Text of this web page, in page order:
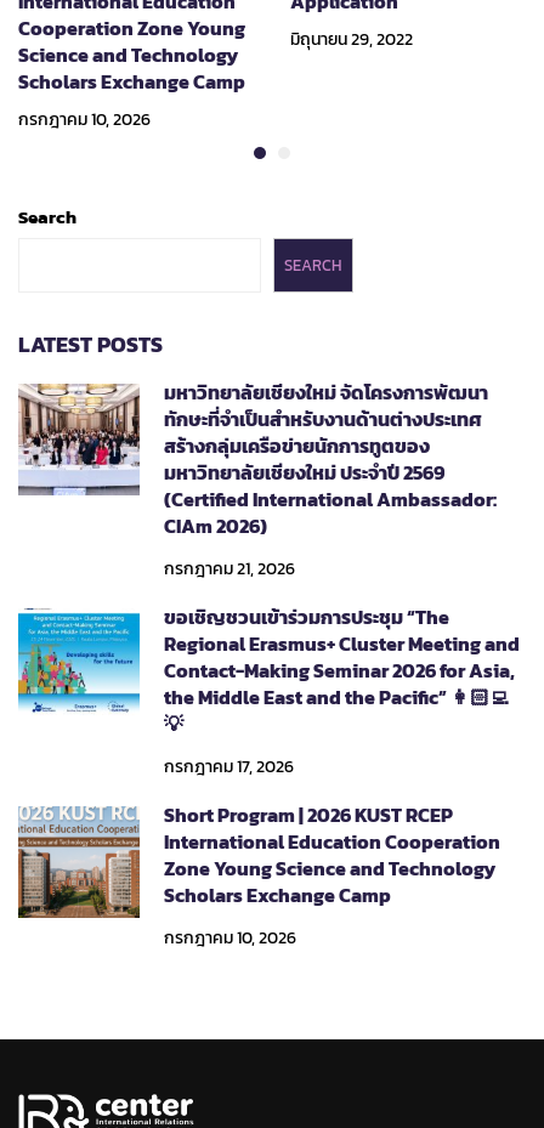
Cooperation Zone Young
Science and Technology
Scholars Exchange Camp
กรกฎาคม 10, 2026
มิถุนายน 29, 2022
Search
SEARCH
LATEST POSTS
มหาวิทยาลัยเชียงใหม่ จัดโครงการพัฒนา
ทักษะที่จำเป็นสำหรับงานด้านต่างประเทศ
สร้างกลุ่มเครือข่ายนักการทูตของ
มหาวิทยาลัยเชียงใหม่ ประจำปี 2569
(Certified International Ambassador:
CIAm 2026)
กรกฎาคม 21, 2026
ขอเชิญชวนเข้าร่วมการประชุม “The
Regional Erasmus+ Cluster Meeting and
Contact-Making Seminar 2026 for Asia,
the Middle East and the Pacific” 👩🏻‍💻
💡
กรกฎาคม 17, 2026
Short Program | 2026 KUST RCEP
International Education Cooperation
Zone Young Science and Technology
Scholars Exchange Camp
กรกฎาคม 10, 2026